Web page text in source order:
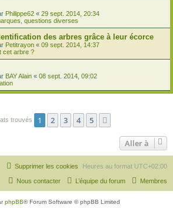
Philippe62 « 29 sept. 2014, 20:34
questions diverses
des arbres grâce à leur écorce
Petitrayon « 09 sept. 2014, 14:37
cet arbre ?
BAY Alain « 08 sept. 2014, 09:02
trouvés 1 2 3 4 5
Aller à
Heures au format UTC+02:00
Supprimer les cookies
Membres
L’équipe du forum
Nous contacter
phpBB® Forum Software © phpBB Limited